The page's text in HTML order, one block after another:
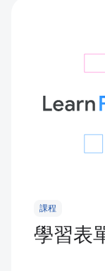
課程
學習表